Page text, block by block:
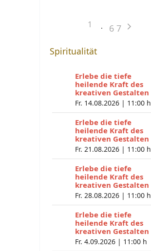
1 6 7
Spiritualität
Erlebe die tiefe
heilende Kraft des
kreativen Gestalten
Fr. 14.08.2026 | 11:00 h
Erlebe die tiefe
heilende Kraft des
kreativen Gestalten
Fr. 21.08.2026 | 11:00 h
Erlebe die tiefe
heilende Kraft des
kreativen Gestalten
Fr. 28.08.2026 | 11:00 h
Erlebe die tiefe
heilende Kraft des
kreativen Gestalten
Fr. 4.09.2026 | 11:00 h